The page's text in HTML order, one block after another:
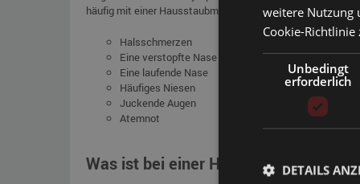
häufig mit einer Hausstaubmilbenallergie auftreten:
Halsschmerzen
Eine verstopfte Nase
Eine laufende Nase
Häufiges Niesen
Juckende Augen
Atemnot
Was ist bei einer
weitere Nutzung
Cookie-Richtlinie
Unbedingt
erforderlich
DETAILS